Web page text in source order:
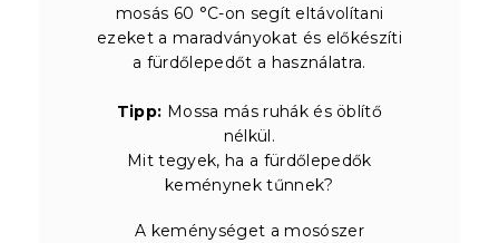
mosás 60 °C-on segít eltávolítani
ezeket a maradványokat és előkészíti
a fürdőlepedőt a használatra.
Tipp: Mossa más ruhák és öblítő
nélkül.
Mit tegyek, ha a fürdőlepedők
keménynek tűnnek?
A keménységet a mosószer